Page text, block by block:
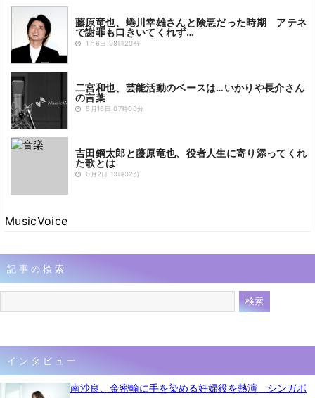
藤原竜也、蜷川幸雄さんと険悪だった時期 アテネ
で謝罪も口きいてくれず…
1月6日 08時20分
二宮和也、芸能活動のベースは…いかりや長介さん
の言葉
5月16日 07時00分
吉田鋼太郎と藤原竜也、役者人生に寄り添ってくれ
た歌とは
6月2日 13時32分
MusicVoice
記事の検索
インタビュー
南沙良、金密輸に手を染める妊婦役を熱演 シンガポ